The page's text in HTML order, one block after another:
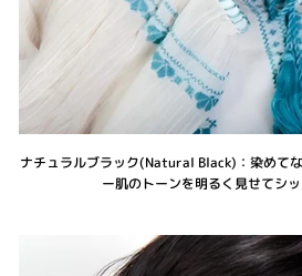
ナチュラルブラック(Natural Black)：染めて
ー肌のトーンを明るく見せてシ